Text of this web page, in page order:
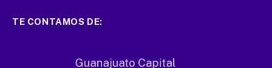
TE CONTAMOS DE: